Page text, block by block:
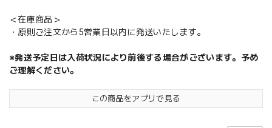
＜在庫商品＞
・原則ご注文から5営業日以内に発送いたします。
※発送予定日は入荷状況により前後する場合がございます。予め
ご理解ください。
この商品をアプリで見る